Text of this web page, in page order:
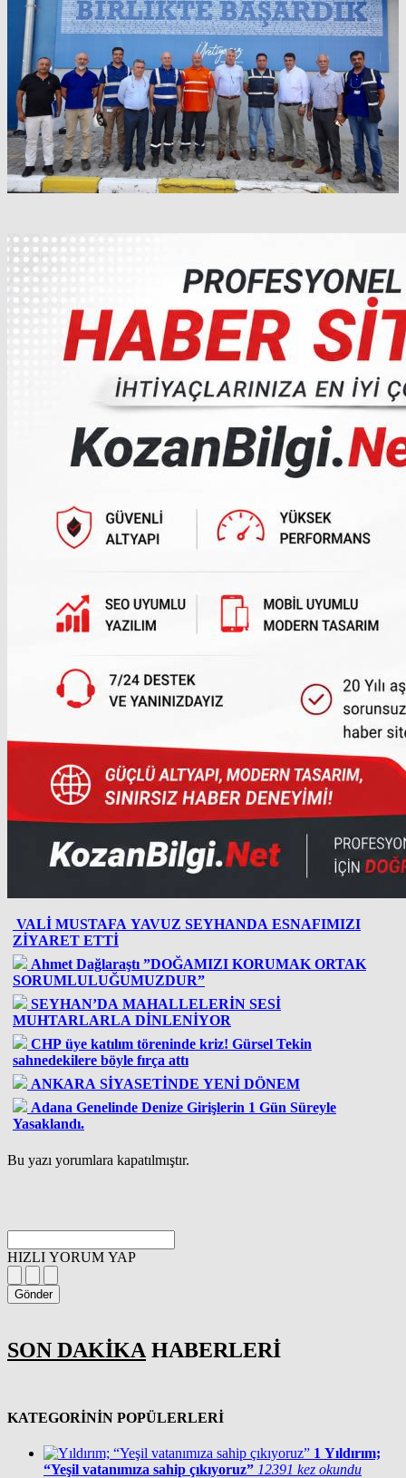
VALİ MUSTAFA YAVUZ SEYHANDA ESNAFIMIZI
ZİYARET ETTİ
Ahmet Dağlaraştı ”DOĞAMIZI KORUMAK ORTAK
SORUMLULUĞUMUZDUR”
SEYHAN’DA MAHALLELERİN SESİ
MUHTARLARLA DİNLENİYOR
CHP üye katılım töreninde kriz! Gürsel Tekin
sahnedekilere böyle fırça attı
ANKARA SİYASETİNDE YENİ DÖNEM
Adana Genelinde Denize Girişlerin 1 Gün Süreyle
Yasaklandı.
Bu yazı yorumlara kapatılmıştır.
HIZLI YORUM YAP
Gönder
SON DAKİKAHABERLERİ
KATEGORİNİN POPÜLERLERİ
1 Yıldırım;
“Yeşil vatanımıza sahip çıkıyoruz” 12391 kez okundu